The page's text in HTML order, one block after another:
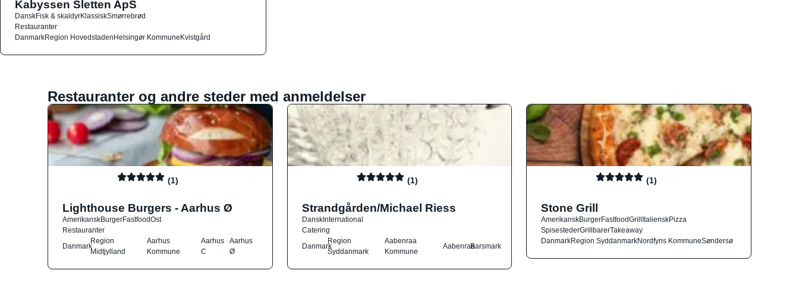
Kabyssen Sletten ApS
DanskFisk & skaldyrKlassiskSmørrebrød
Restauranter
DanmarkRegion HovedstadenHelsingør KommuneKvistgård
Restauranter og andre steder med anmeldelser
(1)
Lighthouse Burgers - Aarhus Ø
AmerikanskBurgerFastfoodOst
Restauranter
Danmark
Region
Midtjylland
Aarhus
Kommune
Aarhus
C
Aarhus
Ø
(1)
Strandgården/Michael Riess
DanskInternational
Catering
Danmark
Region
Syddanmark
Aabenraa
Kommune
AabenraaBarsmark
(1)
Stone Grill
AmerikanskBurgerFastfoodGrillItalienskPizza
SpisestederGrillbarerTakeaway
DanmarkRegion SyddanmarkNordfyns KommuneSøndersø